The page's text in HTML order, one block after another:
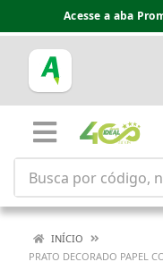
Acesse a aba
INÍCIO
PRATO DECORADO PAPEL